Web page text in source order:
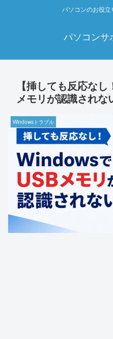
パソコンのお役
パソコンサ
【挿しても反応な
メモリが認識されな
Windowsトラブル